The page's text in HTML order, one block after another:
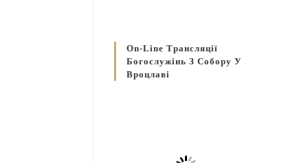
On-Line Трансляції
Богослужінь З Собору У
Вроцлаві